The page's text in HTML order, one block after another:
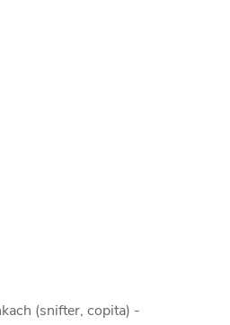
(snifter, copita) -